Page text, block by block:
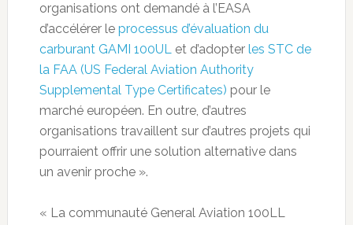
organisations ont demandé à l’EASA
d’accélérer le processus d’évaluation du
carburant GAMI 100ULet d’adopter les STC de
la FAA (US Federal Aviation Authority
Supplemental Type Certificates) pour le
marché européen. En outre, d’autres
organisations travaillent sur d’autres projets qui
pourraient offrir une solution alternative dans
un avenir proche ».
« La communauté General Aviation 100LL